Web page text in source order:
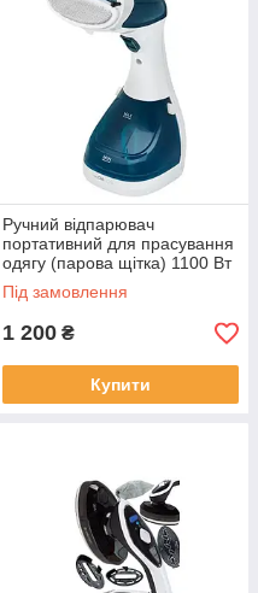
Ручний відпарювач
портативний для прасування
одягу (парова щітка) 1100 Вт
Clatronic Парогенератор
Під замовлення
1 200 ₴
Купити